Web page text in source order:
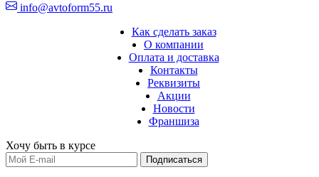
info@avtoform55.ru
Как сделать заказ
О компании
Оплата и доставка
Контакты
Реквизиты
Акции
Новости
Франшиза
Хочу быть в курсе
Подписаться